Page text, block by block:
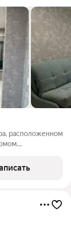
расположенном
впервые! В